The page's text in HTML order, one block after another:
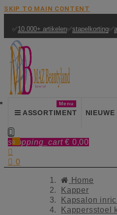
SKIP TO MAIN CONTENT
✅10.000+ artikelen✅stapelkorting✅
ASSORTIMENT
Menu
NIEUWE

shopping_cart € 0,00
0

 0
Home
Kapper
Kapsalon
Kappersstoel